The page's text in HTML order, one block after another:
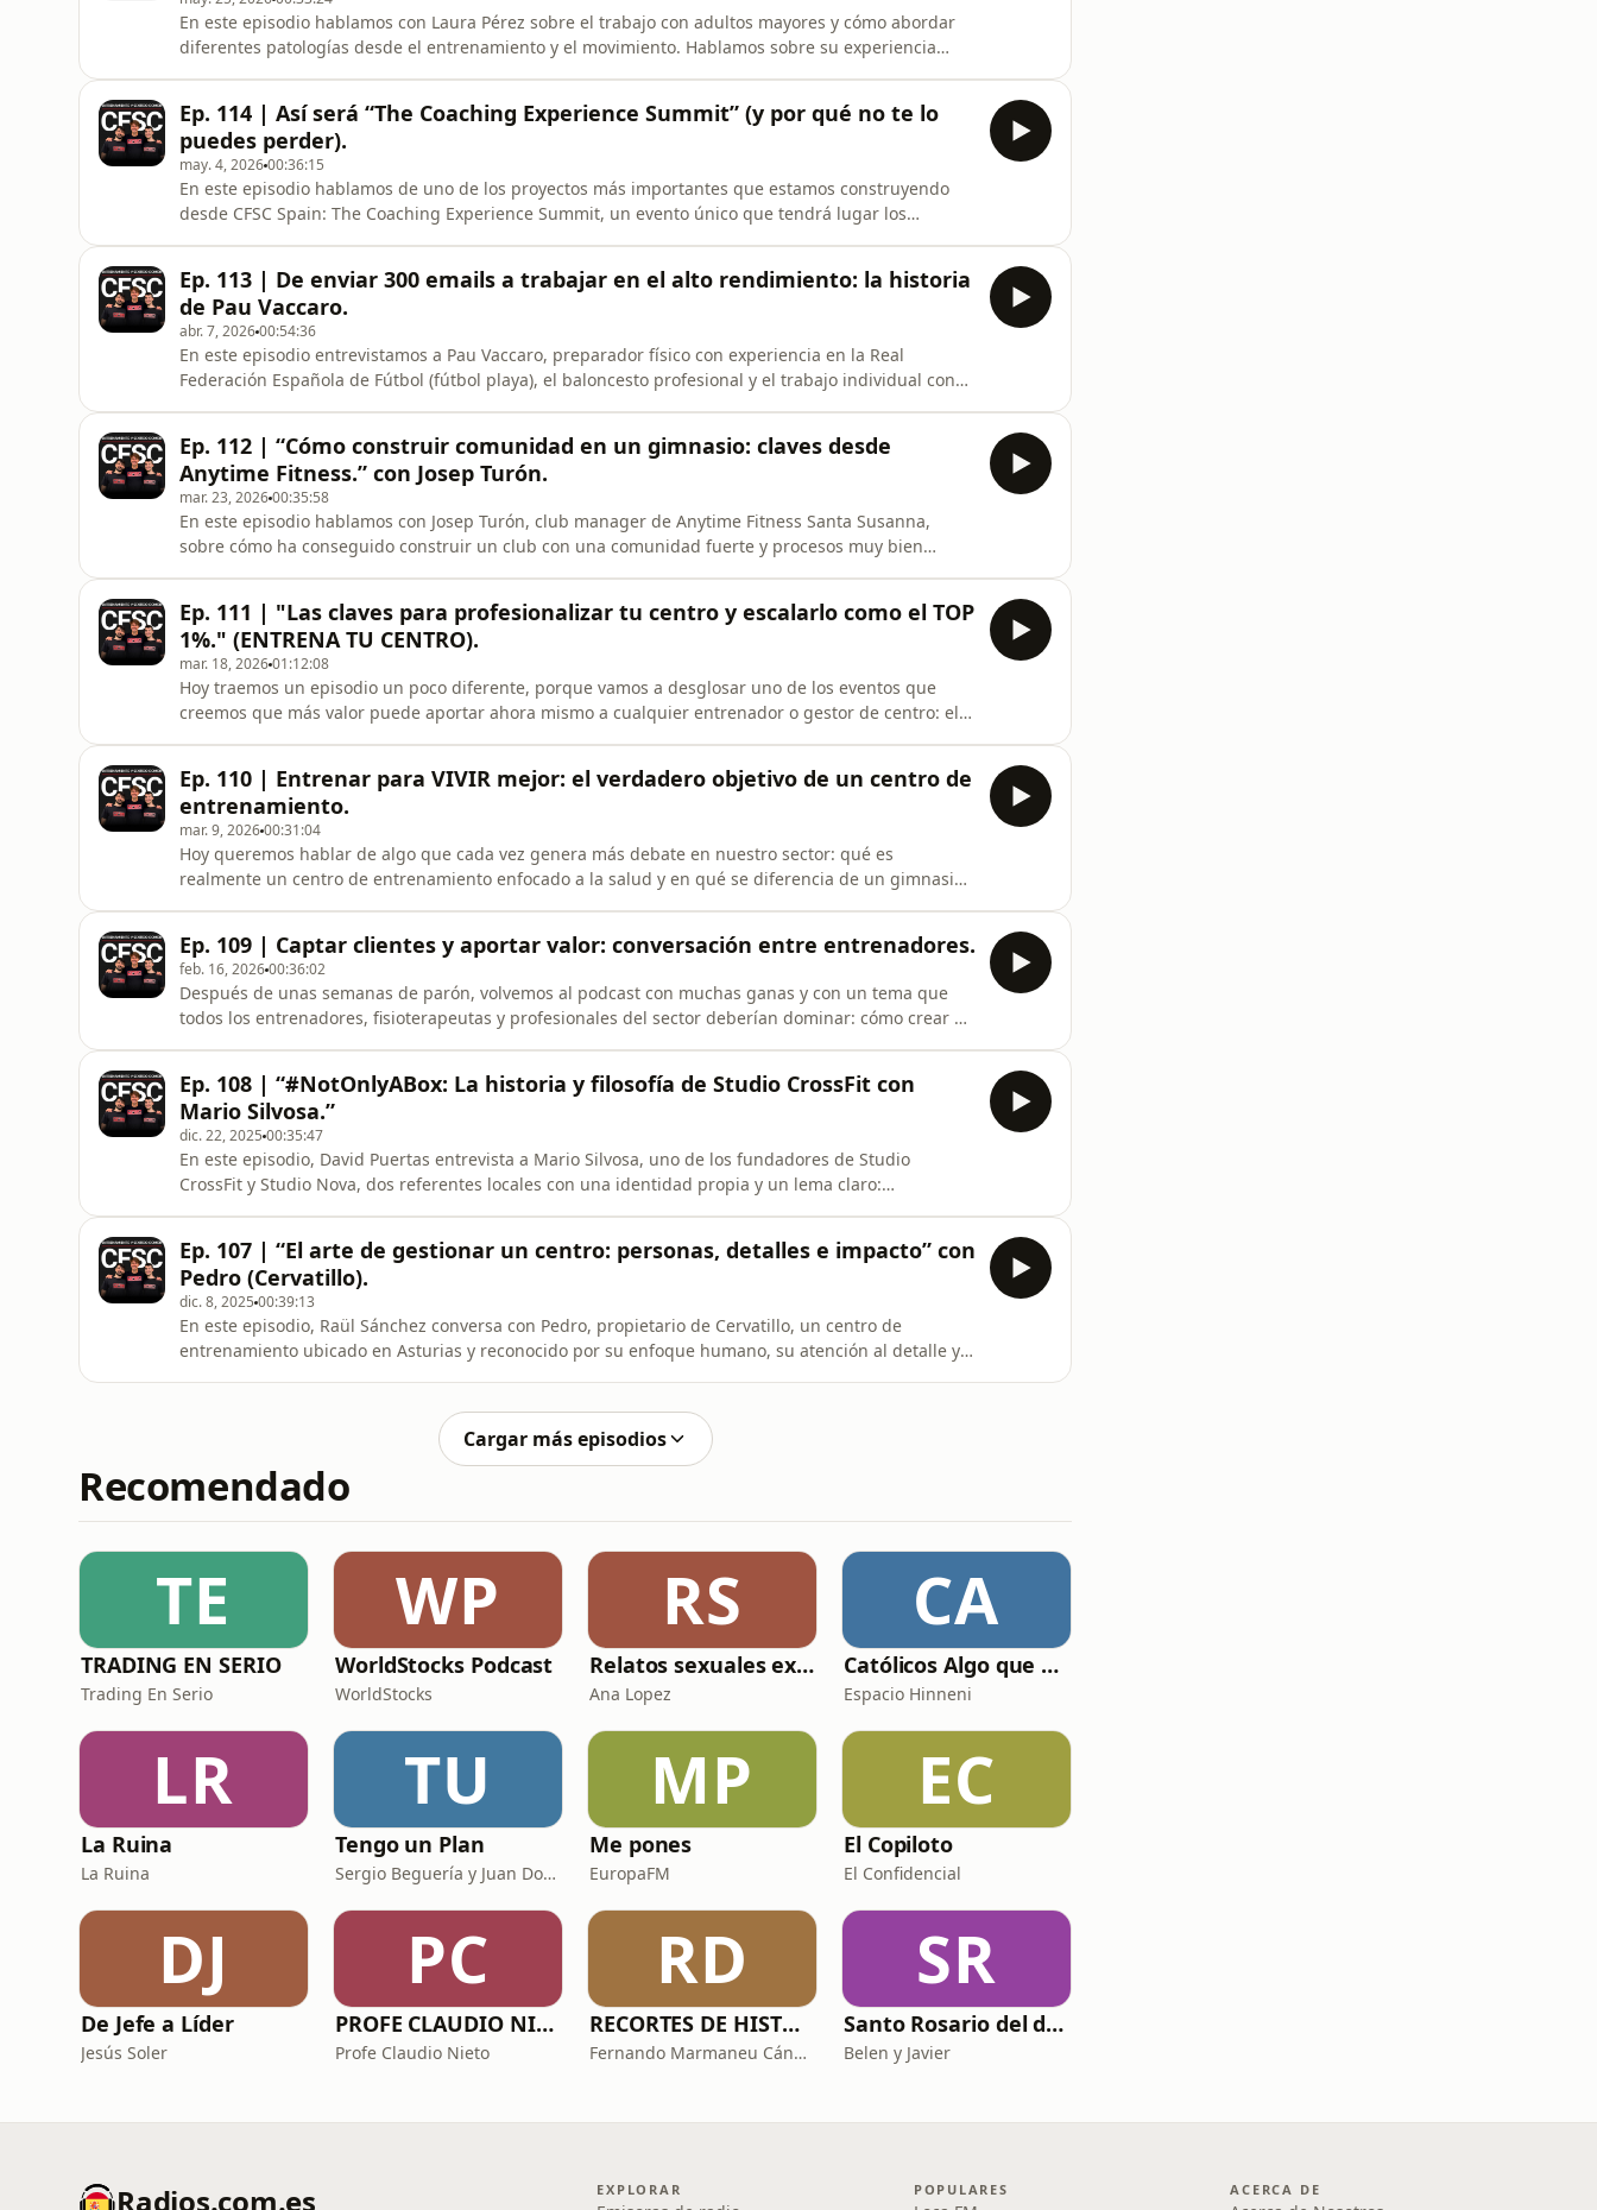
En este episodio hablamos con Laura Pérez sobre el trabajo con adultos mayores y cómo abordar
diferentes patologías desde el entrenamiento y el movimiento. Hablamos sobre su experiencia
al movimiento
Ep. 114 | Así será “The Coaching Experience Summit” (y por qué no te lo
puedes perder).
may. 4, 202600:36:15
En este episodio hablamos de uno de los proyectos más importantes que estamos construyendo
desde CFSC Spain: The Coaching Experience Summit, un evento único que tendrá lugar los
desarrollo profesional.En este epis
Ep. 113 | De enviar 300 emails a trabajar en el alto rendimiento: la historia
de Pau Vaccaro.
abr. 7, 202600:54:36
En este episodio entrevistamos a Pau Vaccaro, preparador físico con experiencia en la Real
Federación Española de Fútbol (fútbol playa), el baloncesto profesional y el trabajo individual con
únicas.D
Ep. 112 | “Cómo construir comunidad en un gimnasio: claves desde
Anytime Fitness.” con Josep Turón.
mar. 23, 202600:35:58
En este episodio hablamos con Josep Turón, club manager de Anytime Fitness Santa Susanna,
sobre cómo ha conseguido construir un club con una comunidad fuerte y procesos muy bien
además de profundizar en algunos de los siste
Ep. 111 | "Las claves para profesionalizar tu centro y escalarlo como el TOP
1%." (ENTRENA TU CENTRO).
mar. 18, 202601:12:08
Hoy traemos un episodio un poco diferente, porque vamos a desglosar uno de los eventos que
creemos que más valor puede aportar ahora mismo a cualquier entrenador o gestor de centro: el
nivel de negocio. Dura
Ep. 110 | Entrenar para VIVIR mejor: el verdadero objetivo de un centro de
entrenamiento.
mar. 9, 202600:31:04
Hoy queremos hablar de algo que cada vez genera más debate en nuestro sector: qué es
realmente un centro de entrenamiento enfocado a la salud y en qué se diferencia de un gimnasio
y mejora real de la capacidad
Ep. 109 | Captar clientes y aportar valor: conversación entre entrenadores.
feb. 16, 202600:36:02
Después de unas semanas de parón, volvemos al podcast con muchas ganas y con un tema que
todos los entrenadores, fisioterapeutas y profesionales del sector deberían dominar: cómo crear un
el entrenamiento
Ep. 108 | “#NotOnlyABox: La historia y filosofía de Studio CrossFit con
Mario Silvosa.”
dic. 22, 2025 00:35:47
En este episodio, David Puertas entrevista a Mario Silvosa, uno de los fundadores de Studio
CrossFit y Studio Nova, dos referentes locales con una identidad propia y un lema claro:
mujeres con cáncer y una comu
Ep. 107 | “El arte de gestionar un centro: personas, detalles e impacto” con
Pedro (Cervatillo).
dic. 8, 2025 00:39:13
En este episodio, Raül Sánchez conversa con Pedro, propietario de Cervatillo, un centro de
entrenamiento ubicado en Asturias y reconocido por su enfoque humano, su atención al detalle y
Cargar más episodios
Recomendado
TE
TRADING EN SERIO
Trading En Serio
WP
WorldStocks Podcast
WorldStocks
RS
Relatos sexuales explícitos
Ana Lopez
CA
Católicos Algo que Saber
Espacio Hinneni
LR
La Ruina
La Ruina
TU
Tengo un Plan
Sergio Beguería y Juan Domínguez
MP
Me pones
EuropaFM
EC
El Copiloto
El Confidencial
DJ
De Jefe a Líder
Jesús Soler
PC
PROFE CLAUDIO NIETO
Profe Claudio Nieto
RD
RECORTES DE HISTORIA Y CIENCIA
Fernando Marmaneu Cánovas
SR
Santo Rosario del día. 🙏 Reza con nosotros en castellano 🇪🇸
Belen y Javier
Radios.com.es EXPLORAR POPULARES ACERCA DE